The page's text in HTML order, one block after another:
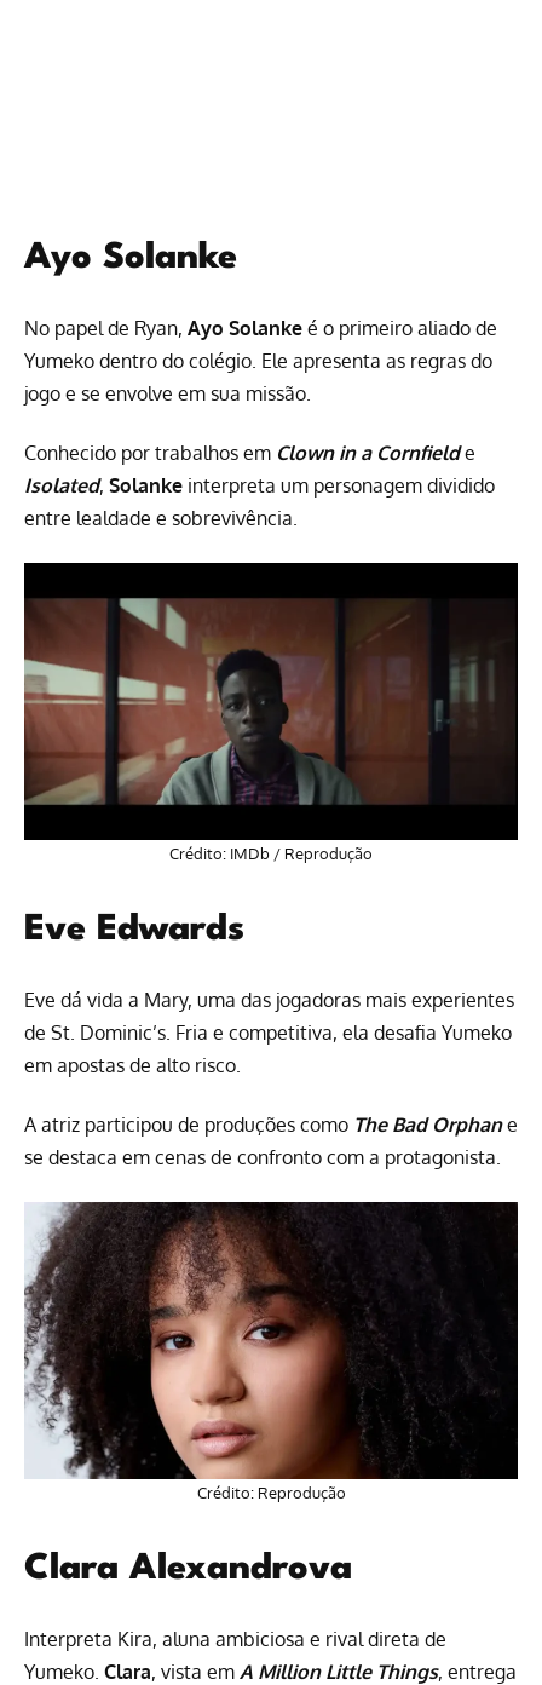
Ayo Solanke
No papel de Ryan, Ayo Solanke é o primeiro aliado de
Yumeko dentro do colégio. Ele apresenta as regras do
jogo e se envolve em sua missão.
Conhecido por trabalhos em Clown in a Cornfield e
Isolated, Solanke interpreta um personagem dividido
entre lealdade e sobrevivência.
Crédito: IMDb / Reprodução
Eve Edwards
Eve dá vida a Mary, uma das jogadoras mais experientes
de St. Dominic’s. Fria e competitiva, ela desafia Yumeko
em apostas de alto risco.
A atriz participou de produções como The Bad Orphane
se destaca em cenas de confronto com a protagonista.
Crédito: Reprodução
Clara Alexandrova
Interpreta Kira, aluna ambiciosa e rival direta de
Yumeko. Clara, vista em A Million Little Things, entrega